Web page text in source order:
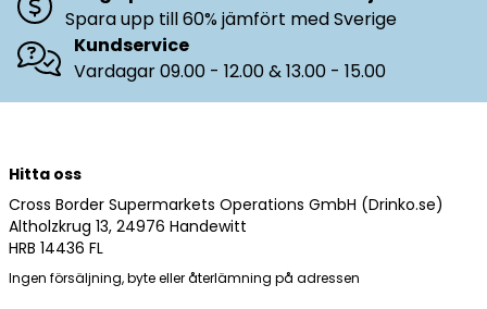
Spara upp till 60% jämfört med Sverige
Kundservice
Vardagar 09.00 - 12.00 & 13.00 - 15.00
Hitta oss
Cross Border Supermarkets Operations GmbH (Drinko.se)
Altholzkrug 13, 24976 Handewitt
HRB 14436 FL
Ingen försäljning, byte eller återlämning på adressen